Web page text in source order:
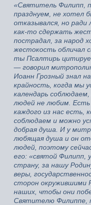
«Святитель Филипп,
празднуем, не хотел
отказывался, но ради
как-то сдержать
пострадал, за народ
жестокость обличал
ты Псалтирь
— говорил
Иоанн Грозный знал
крайность, когда мы
календарь
людей не любим. Есть
каждого из нас есть,
соблюдаем и можно
добрая душа. И у
любящая душа и он
людей, поэтому
его: «святой Филипп,
страну, за нашу
веры,
сторон окружившими
наших, чтобы они
Святителю Филиппе,